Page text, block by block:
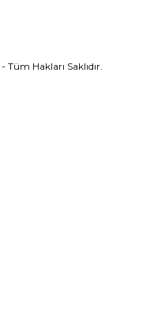
- Tüm Hakları Saklıdır.